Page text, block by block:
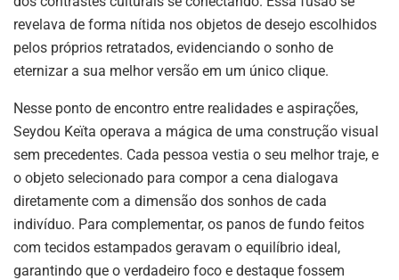
revelava de forma nítida nos objetos de desejo escolhidos
pelos próprios retratados, evidenciando o sonho de
eternizar a sua melhor versão em um único clique.
Nesse ponto de encontro entre realidades e aspirações,
Seydou Keïta operava a mágica de uma construção visual
sem precedentes. Cada pessoa vestia o seu melhor traje, e
o objeto selecionado para compor a cena dialogava
diretamente com a dimensão dos sonhos de cada
indivíduo. Para complementar, os panos de fundo feitos
com tecidos estampados geravam o equilíbrio ideal,
garantindo que o verdadeiro foco e destaque fossem